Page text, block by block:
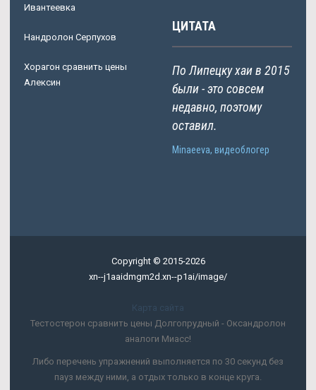
Ивантеевка
Нандролон Серпухов
Хорагон сравнить цены
Алексин
ЦИТАТА
По Липецку хаи в 2015
были - это совсем
недавно, поэтому
оставил.
Minaeeva, видеоблогер
Copyright © 2015-2026
xn--j1aaidmgm2d.xn--p1ai/image/
Карта сайта
Тестостерон сравнить цены Долгопрудный - Оксандролон
аналоги Миасс!
Либо перечень упражнений выполняется по 30 секунд без
пауз между ними, а отдых только в конце круга.